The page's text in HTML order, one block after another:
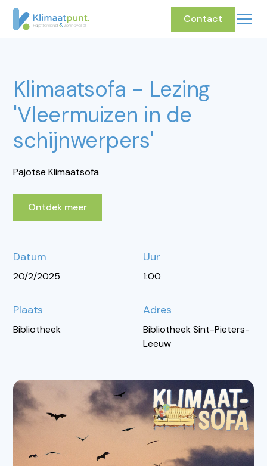
Contact
Klimaatsofa - Lezing
'Vleermuizen in de
schijnwerpers'
Pajotse Klimaatsofa
Ontdek meer
Datum
20/2/2025
Uur
1:00
Plaats
Bibliotheek
Adres
Bibliotheek Sint-Pieters-
Leeuw